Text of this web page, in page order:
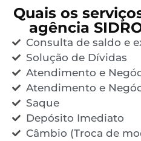
Quais os
agência
Consulta de saldo e
Solução de Dívidas
Atendimento e
Atendimento e
Saque
Depósito Imediato
Câmbio (Troca de